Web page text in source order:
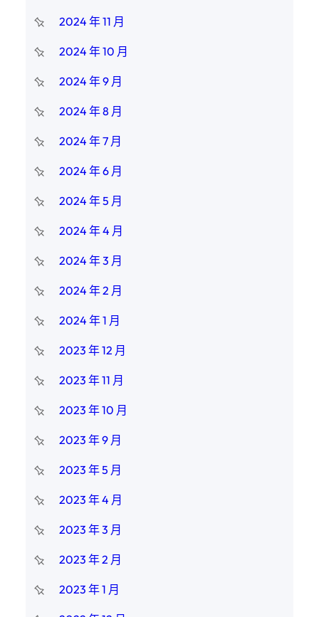
2024 年 11 月
2024 年 10 月
2024 年 9 月
2024 年 8 月
2024 年 7 月
2024 年 6 月
2024 年 5 月
2024 年 4 月
2024 年 3 月
2024 年 2 月
2024 年 1 月
2023 年 12 月
2023 年 11 月
2023 年 10 月
2023 年 9 月
2023 年 5 月
2023 年 4 月
2023 年 3 月
2023 年 2 月
2023 年 1 月